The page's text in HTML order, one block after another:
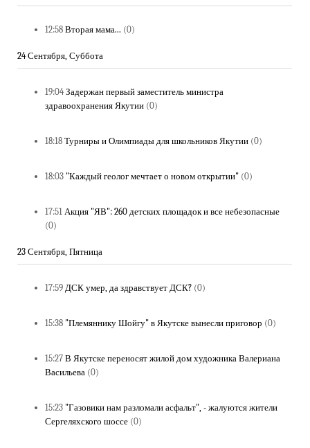
12:58 Вторая мама... (0)
24 Сентября, Суббота
19:04 Задержан первый заместитель министра
здравоохранения Якутии (0)
18:18 Турниры и Олимпиады для школьников Якутии (0)
18:03 "Каждый геолог мечтает о новом открытии" (0)
17:51 Акция "ЯВ": 260 детских площадок и все небезопасные
(0)
23 Сентября, Пятница
17:59 ДСК умер, да здравствует ДСК? (0)
15:38 "Племяннику Шойгу" в Якутске вынесли приговор (0)
15:27 В Якутске переносят жилой дом художника Валериана
Васильева (0)
15:23 "Газовики нам разломали асфальт", - жалуются жители
Сергеляхского шоссе (0)